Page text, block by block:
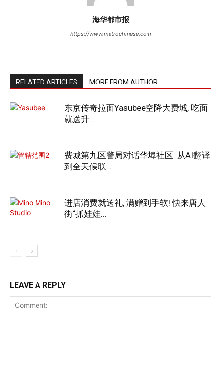
海华都市报
https://www.metrochinese.com
RELATED ARTICLES MORE FROM AUTHOR
东京传奇拉面Yasubee空降大费城, 吃面
就送升...
费城第九区警局对话华埠社区: 从AI翻译
到全天候联...
进店消费就送礼, 满赠到手软! 快来唐人
街“抓娃娃...
LEAVE A REPLY